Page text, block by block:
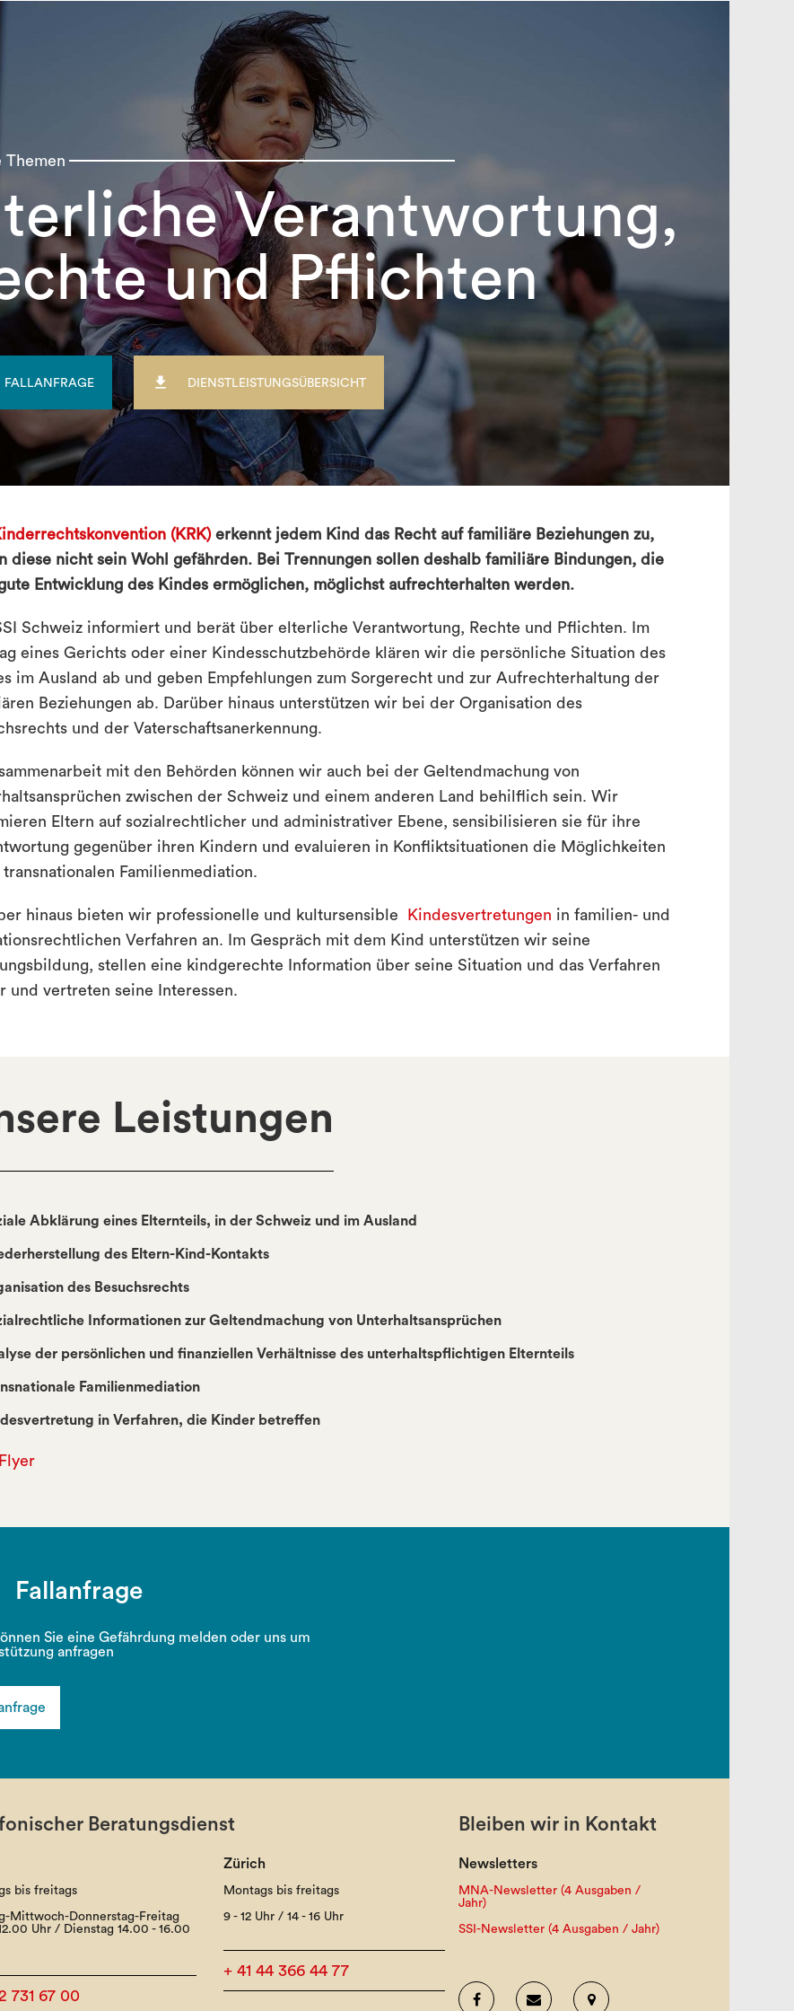
search
Themen
Verantwortung,
und Pflichten
FALLANFRAGE  DIENSTLEISTUNGSÜBERSICHT
(KRK)erkennt jedem Kind das Recht auf familiäre Beziehungen zu,
diese nicht sein Wohl gefährden. Bei Trennungen sollen deshalb familiäre Bindungen, die
Entwicklung des Kindes ermöglichen, möglichst aufrechterhalten werden.
Schweiz informiert und berät über elterliche Verantwortung, Rechte und Pflichten. Im
eines Gerichts oder einer Kindesschutzbehörde klären wir die persönliche Situation des
im Ausland ab und geben Empfehlungen zum Sorgerecht und zur Aufrechterhaltung der
Beziehungen ab. Darüber hinaus unterstützen wir bei der Organisation des
und der Vaterschaftsanerkennung.
mit den Behörden können wir auch bei der Geltendmachung von
zwischen der Schweiz und einem anderen Land behilflich sein. Wir
Eltern auf sozialrechtlicher und administrativer Ebene, sensibilisieren sie für ihre
gegenüber ihren Kindern und evaluieren in Konfliktsituationen die Möglichkeiten
Familienmediation.
hinaus bieten wir professionelle und kultursensible Kindesvertretungen in familien- und
Verfahren an. Im Gespräch mit dem Kind unterstützen wir seine
stellen eine kindgerechte Information über seine Situation und das Verfahren
und vertreten seine Interessen.
Leistungen
Abklärung eines Elternteils, in der Schweiz und im Ausland
des Eltern-Kind-Kontakts
des Besuchsrechts
Informationen zur Geltendmachung von Unterhaltsansprüchen
der persönlichen und finanziellen Verhältnisse des unterhaltspflichtigen Elternteils
Familienmediation
in Verfahren, die Kinder betreffen
Fallanfrage
Sie eine Gefährdung melden oder uns um
anfragen
Beratungsdienst
bis freitags
Mittwoch-Donnerstag-Freitag
Uhr / Dienstag 14.00 - 16.00
731 67 00
Zürich
Montags bis freitags
9 - 12 Uhr / 14 - 16 Uhr
+ 41 44 366 44 77
Bleiben wir in Kontakt
Newsletters
MNA-Newsletter (4 Ausgaben /
Jahr)
SSI-Newsletter (4 Ausgaben / Jahr)